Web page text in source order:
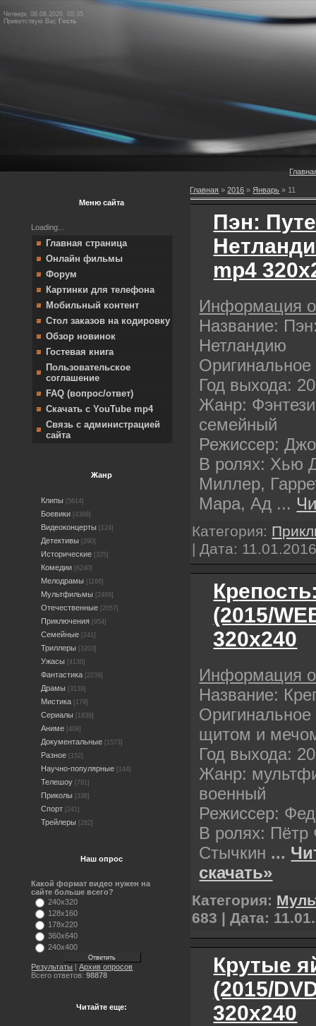
Четверг, 06.08.2026, 05:35
Приветствую Вас Гость
Меню сайта
Loading...
Главная страница
Онлайн фильмы
Форум
Картинки для телефона
Мобильный контент
Стол заказов на кодировку
Обзор новинок
Гостевая книга
Пользовательское
соглашение
FAQ (вопрос/ответ)
Скачать с YouTube mp4
Связь с администрацией
сайта
Жанр
Клипы [5614]
Боевики [4398]
Видеоконцерты [124]
Детективы [290]
Исторические [325]
Комедии [6240]
Мелодрамы [1166]
Мультфильмы [2489]
Отечественные [2057]
Приключения [954]
Семейные [241]
Триллеры [3203]
Ужасы [4136]
Фантастика [2239]
Драмы [3139]
Мистика [179]
Сериалы [1839]
Аниме [408]
Документальные [1573]
Разное [152]
Научно-популярные [144]
Телешоу [791]
Приколы [336]
Спорт [241]
Трейлеры [282]
Наш опрос
Какой формат видео нужен на
сайте больше всего?
240x320
128x160
178x220
360x640
240x400
Результаты |Архив опросов
Всего ответов:98878
Читайте еще:
Главная »2016 » Январь » 11
Пэн:
mp4
Информация
Название:
Нетландию
Год выхода:
Жанр:
семейный
Режиссер:
В ролях: Хью
Миллер,
Мара, Ад ...
Категория:
| Дата:
(2015/
320х240
Информация
Название:
Оригинальное
щитом и
Год выхода:
Жанр:
военный
Режиссер:
В ролях: Пётр
Стычкин ...
скачать»
Категория:
683 | Дата:
Крутые
(2015/
320х240